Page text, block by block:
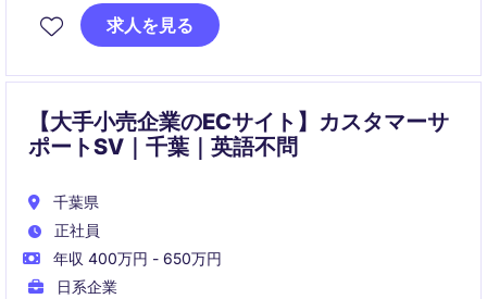
ながら、システム改善、運用最適化、DX推進をリード
していただくポジションです。
求人を見る
【大手小売企業のECサイト】カスタマーサ
ポートSV｜千葉｜英語不問
千葉県
正社員
年収 400万円 - 650万円
日系企業